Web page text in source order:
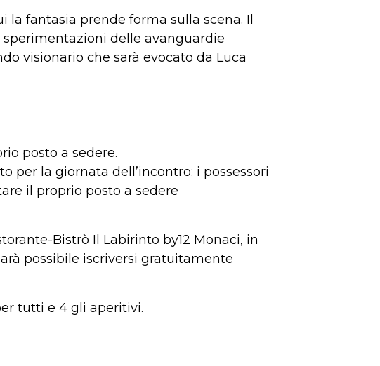
fantasia prende forma sulla scena. Il
sperimentazioni delle avanguardie
visionario che sarà evocato da Luca
posto a sedere.
la giornata dell’incontro: i possessori
il proprio posto a sedere
Bistrò Il Labirinto by12 Monaci, in
possibile iscriversi gratuitamente
tutti e 4 gli aperitivi.